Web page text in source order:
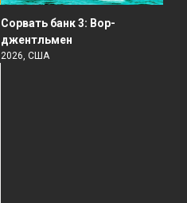
Сорвать банк 3: Вор-
джентльмен
2026, США